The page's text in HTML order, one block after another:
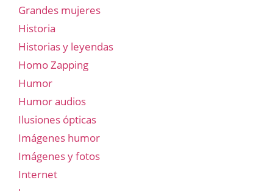
Grandes mujeres
Historia
Historias y leyendas
Homo Zapping
Humor
Humor audios
Ilusiones ópticas
Imágenes humor
Imágenes y fotos
Internet